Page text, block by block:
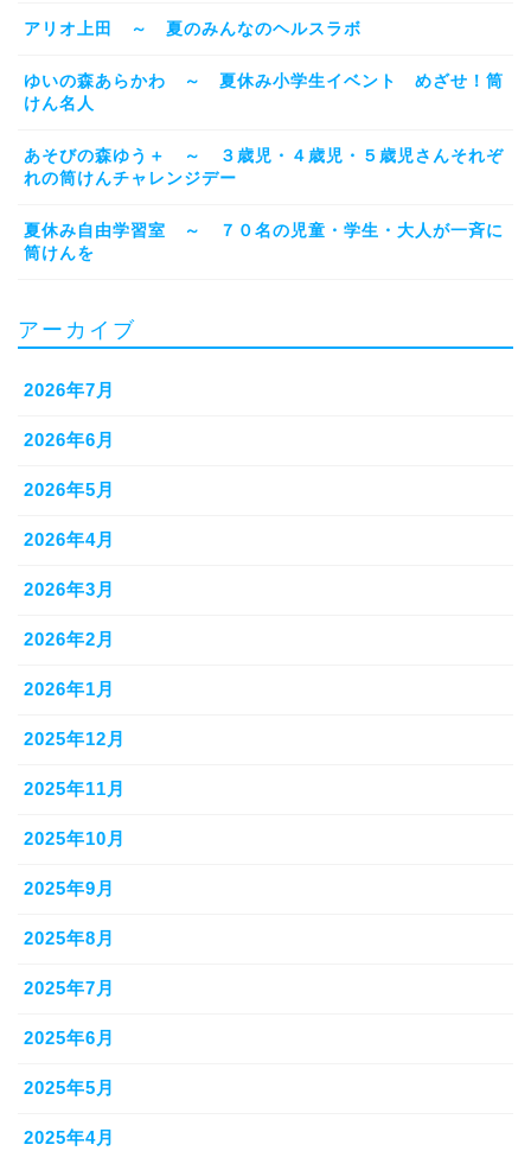
アリオ上田 ～ 夏のみんなのヘルスラボ
ゆいの森あらかわ ～ 夏休み小学生イベント めざせ！筒
けん名人
あそびの森ゆう＋ ～ ３歳児・４歳児・５歳児さんそれぞ
れの筒けんチャレンジデー
夏休み自由学習室 ～ ７０名の児童・学生・大人が一斉に
筒けんを
アーカイブ
2026年7月
2026年6月
2026年5月
2026年4月
2026年3月
2026年2月
2026年1月
2025年12月
2025年11月
2025年10月
2025年9月
2025年8月
2025年7月
2025年6月
2025年5月
2025年4月